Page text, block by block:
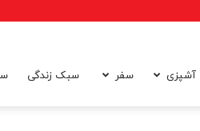
آشپزی سفر سبک زندگی